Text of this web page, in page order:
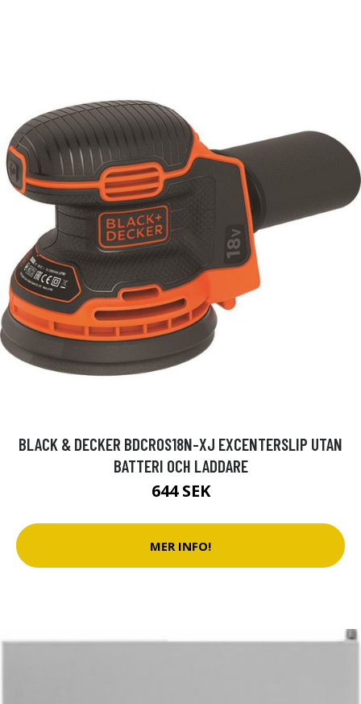
BLACK & DECKER BDCROS18N-XJ EXCENTERSLIP UTAN
BATTERI OCH LADDARE
644 SEK
MER INFO!